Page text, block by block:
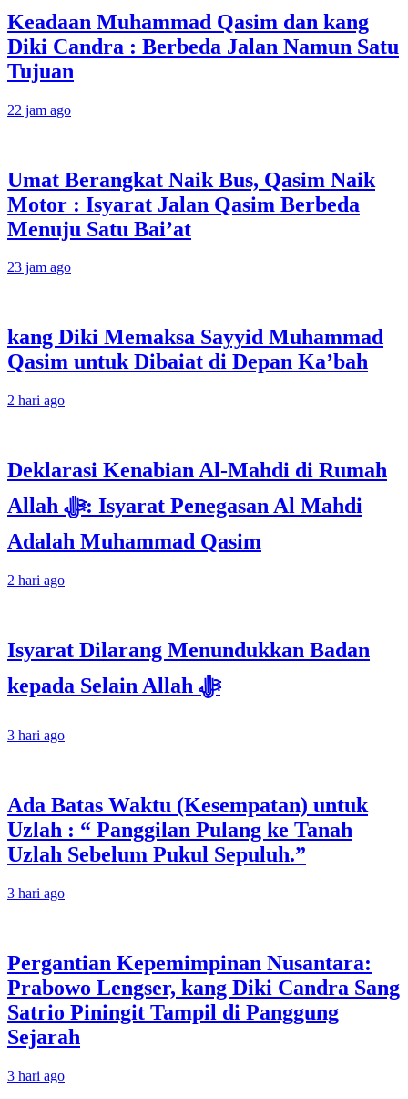
Keadaan Muhammad Qasim dan kang
Diki Candra : Berbeda Jalan Namun Satu
Tujuan
22 jam ago
Umat Berangkat Naik Bus, Qasim Naik
Motor : Isyarat Jalan Qasim Berbeda
Menuju Satu Bai’at
23 jam ago
kang Diki Memaksa Sayyid Muhammad
Qasim untuk Dibaiat di Depan Ka’bah
2 hari ago
Deklarasi Kenabian Al-Mahdi di Rumah
Allah ﷻ: Isyarat Penegasan Al Mahdi
Adalah Muhammad Qasim
2 hari ago
Isyarat Dilarang Menundukkan Badan
kepada Selain Allah ﷻ
3 hari ago
Ada Batas Waktu (Kesempatan) untuk
Uzlah : “ Panggilan Pulang ke Tanah
Uzlah Sebelum Pukul Sepuluh.”
3 hari ago
Pergantian Kepemimpinan Nusantara:
Prabowo Lengser, kang Diki Candra Sang
Satrio Piningit Tampil di Panggung
Sejarah
3 hari ago